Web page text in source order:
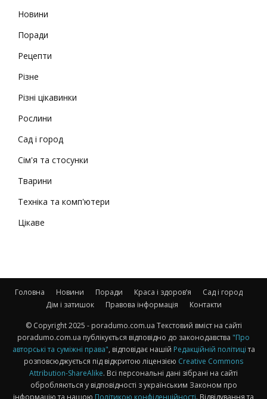
Новини
Поради
Рецепти
Різне
Різні цікавинки
Рослини
Сад і город
Сім'я та стосунки
Тварини
Техніка та комп'ютери
Цікаве
Головна Новини Поради Краса і здоров’я
Сад і город
Дім і затишок
Правова інформація Контакти
© Copyright 2025 - poradumo.com.ua Текстовий вміст на сайті
poradumo.com.ua публікується відповідно до законодавства "Про
авторські та суміжні права", відповідає нашій Редакційній політиціта
розповсюджується під відкритою ліцензією Creative Commons
Attribution-ShareAlike. Всі персональні дані зібрані на сайті
обробляються у відповідності з українським Законом про